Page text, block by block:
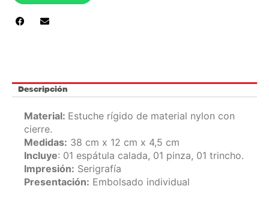
cantidad
Descripción
Material: Estuche rígido de material nylon con
cierre.
Medidas: 38 cm x 12 cm x 4,5 cm
Incluye: 01 espátula calada, 01 pinza, 01 trincho.
Impresión: Serigrafía
Presentación: Embolsado individual